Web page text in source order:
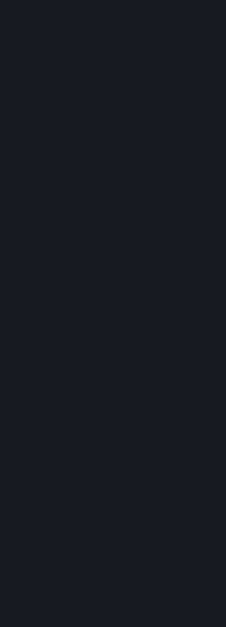
务，您也必须自行负担使用蒸汽平
蒸汽平台可能会提供第三方网站的
向您额外收取费用，该等费用不包
用之内。您可能会通过蒸汽平台访
供应商可能在蒸汽平台或互联网上
您有义务自行确认第三方网站
和可信性。您与该等第三方交易中
您自行承担。完美世界不对任何第
证。请特别注意，完美世界不保证
何内容和服务不会被改变、被暂停
在不与任何您享有的法定权利冲突
平台退款政策》就您在蒸汽平台上
您的在线行为以及与其他用户的互
仪。根据特定游戏或其他服务适用
容和服务的开发方/运营方条款中
某些软件、硬件程序或功能可能在
戏或其修改版本中给予用户不公平
”），蒸汽平台以及内容和服务具
硬件程序或功能之功能。您同意，
方以任何形式开发制作或使用作弊
用作弊器的软件，您同意您不会直
其他方式干扰该软件的运行。您知
台或内容和服务中使用作弊器，完
务提供方可能将禁止您参与该多人
同意，多人在线游戏服务提供方可
作弊器的情况，完美世界也可能会